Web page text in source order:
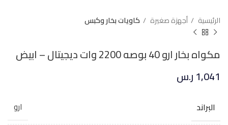
الرئيسية أجهزة صغيرة كاويات بخار وكبس
مكواه بخار ارو 40 بوصه 2200 وات ديجيتال – ابيض
1,041ر.س
البراند ارو